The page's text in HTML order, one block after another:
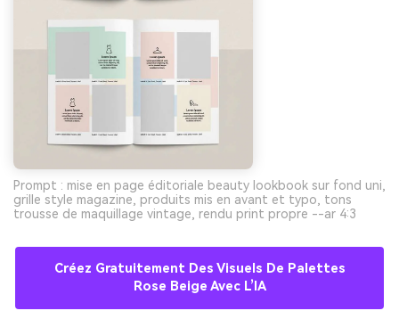
Prompt : mise en page éditoriale beauty lookbook sur fond uni,
grille style magazine, produits mis en avant et typo, tons
trousse de maquillage vintage, rendu print propre --ar 4:3
Créez Gratuitement Des Visuels De Palettes
Rose Beige Avec L’IA